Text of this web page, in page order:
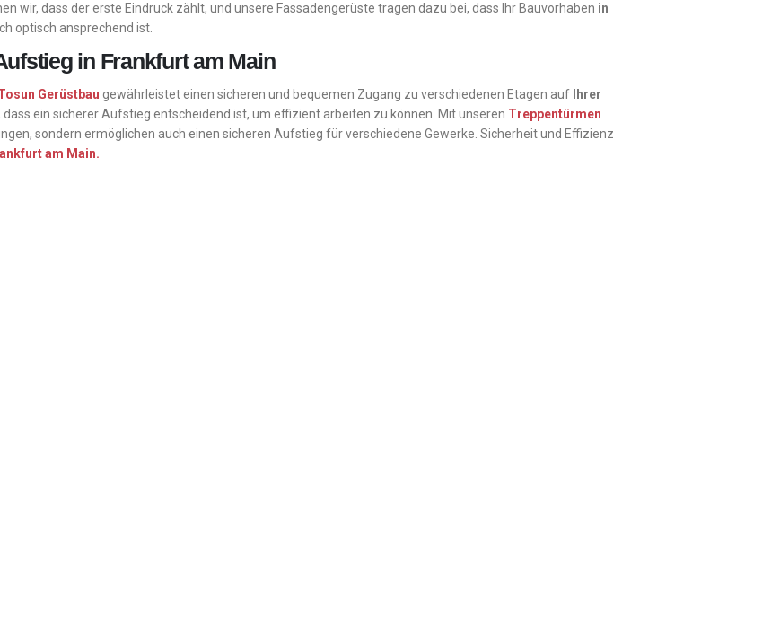
wir, dass der erste Eindruck zählt, und unsere Fassadengerüste tragen dazu bei, dass Ihr Bauvorhaben in
optisch ansprechend ist.
in Frankfurt am Main
Gerüstbau gewährleistet einen sicheren und bequemen Zugang zu verschiedenen Etagen auf
Ihrer
dass ein sicherer Aufstieg entscheidend ist, um effizient arbeiten zu können. Mit unseren Treppentürmen
sondern ermöglichen auch einen sicheren Aufstieg für verschiedene Gewerke. Sicherheit und Effizienz
am Main.